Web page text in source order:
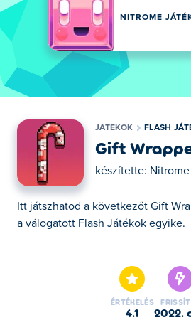
NITROME
JATEKOK FLASH
Gift
készítette: Nitrome
Itt játszhatod a következőt Gift
a válogatott Flash Játékok egyike.
ÉRTÉKELÉS
4.1 2022.